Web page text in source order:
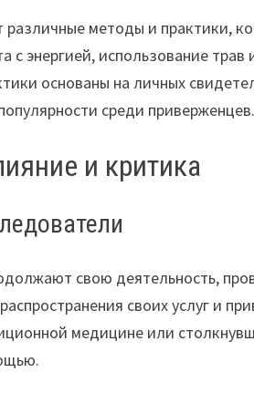
различные методы и практики,
с энергией, использование
основаны на личных
среди приверженцев.
и критика
свою деятельность,
своих услуг и
медицине или